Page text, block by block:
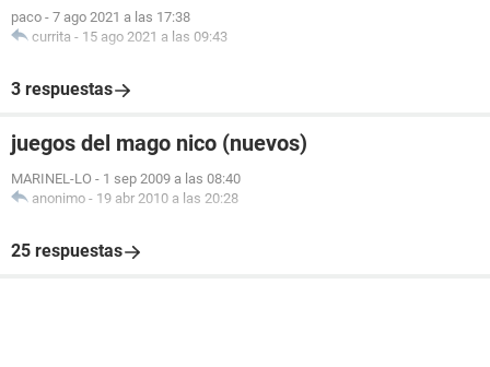
paco - 7 ago 2021 a las 17:38
currita - 15 ago 2021 a las 09:43
3 respuestas
juegos del mago nico (nuevos)
MARINEL-LO - 1 sep 2009 a las 08:40
anonimo - 19 abr 2010 a las 20:28
25 respuestas